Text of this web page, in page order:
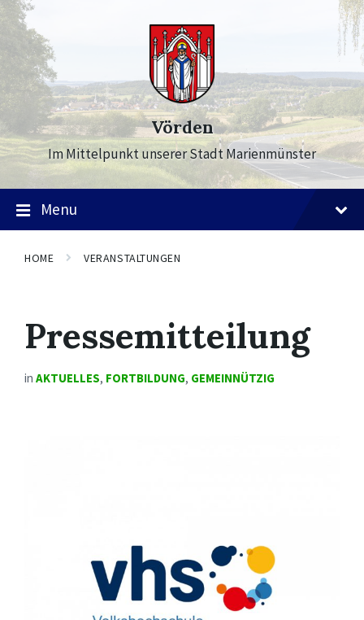
Skip
to
content
Skip
to
main
navigation
Skip
to
footer
Vörden
Im Mittelpunkt unserer Stadt Marienmünster
Menu
HOME VERANSTALTUNGEN
Pressemitteilung
in AKTUELLES, FORTBILDUNG, GEMEINNÜTZIG